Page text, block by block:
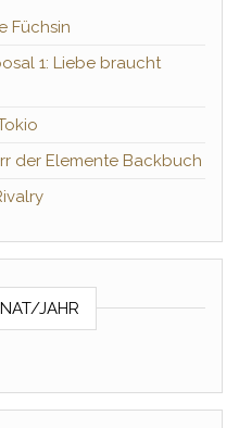
Füchsin
1: Liebe braucht
der Elemente Backbuch
JAHR